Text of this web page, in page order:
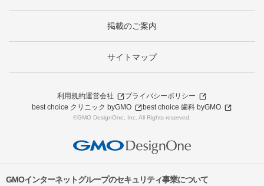
掲載のご案内
サイトマップ
利用規約運営会社
プライバシーポリシー
best choice クリニック byGMO
best choice 歯科 byGMO
©GMO DesignOne, Inc. All Rights reserved.
GMOインターネットグループのセキュリティ事業について